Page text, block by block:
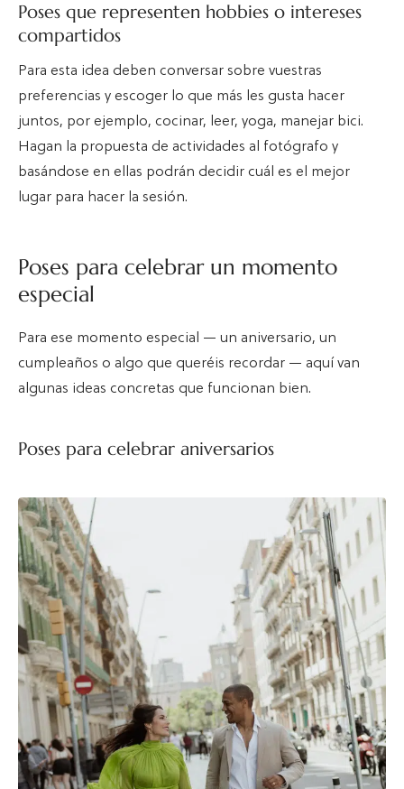
Poses que representen hobbies o intereses
compartidos
Para esta idea deben conversar sobre vuestras
preferencias y escoger lo que más les gusta hacer
juntos, por ejemplo, cocinar, leer, yoga, manejar bici.
Hagan la propuesta de actividades al fotógrafo y
basándose en ellas podrán decidir cuál es el mejor
lugar para hacer la sesión.
Poses para celebrar un momento
especial
Para ese momento especial — un aniversario, un
cumpleaños o algo que queréis recordar — aquí van
algunas ideas concretas que funcionan bien.
Poses para celebrar aniversarios